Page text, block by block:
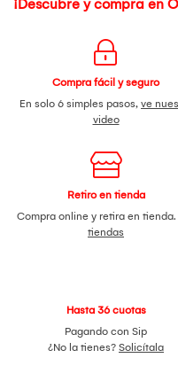
¡Descubre y compra en
Compra fácil y seguro
En solo 6 simples pasos, ve
video
Retiro en tienda
Compra online y retira en tienda.
tiendas
Hasta 36 cuotas
Pagando con Sip
¿No la tienes? Solicítala